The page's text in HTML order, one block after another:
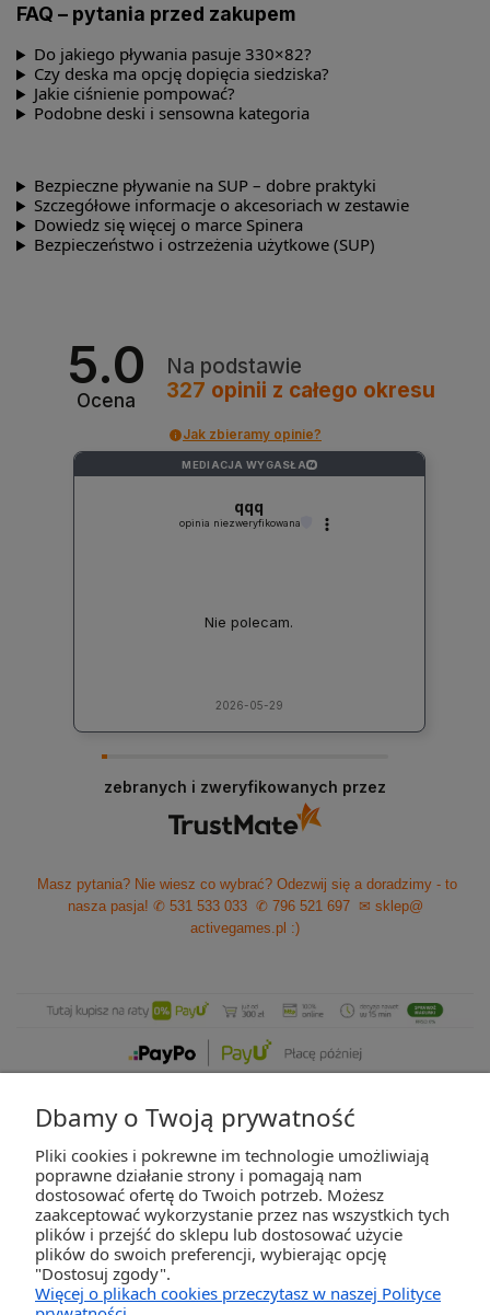
FAQ – pytania przed zakupem
Do jakiego pływania pasuje 330×82?
Czy deska ma opcję dopięcia siedziska?
Jakie ciśnienie pompować?
Podobne deski i sensowna kategoria
Bezpieczne pływanie na SUP – dobre praktyki
Szczegółowe informacje o akcesoriach w zestawie
Dowiedz się więcej o marce Spinera
Bezpieczeństwo i ostrzeżenia użytkowe (SUP)
5.0
Ocena
Na podstawie
327 opinii z całego okresu
Jak zbieramy opinie?
MEDIACJA WYGASŁA ?
qqq
opinia niezweryfikowana
Nie polecam.
2026-05-29
zebranych i zweryfikowanych przez
Masz pytania? Nie wiesz co wybrać? Odezwij się a doradzimy - to
nasza pasja! ✆ 531 533 033 ✆ 796 521 697
✉ sklep@
activegames.pl :)
ZAKUPY
POMOC
Dbamy o Twoją prywatność
Pliki cookies i pokrewne im technologie umożliwiają
poprawne działanie strony i pomagają nam
dostosować ofertę do Twoich potrzeb. Możesz
zaakceptować wykorzystanie przez nas wszystkich tych
plików i przejść do sklepu lub dostosować użycie
plików do swoich preferencji, wybierając opcję
"Dostosuj zgody".
Więcej o plikach cookies przeczytasz w naszej Polityce